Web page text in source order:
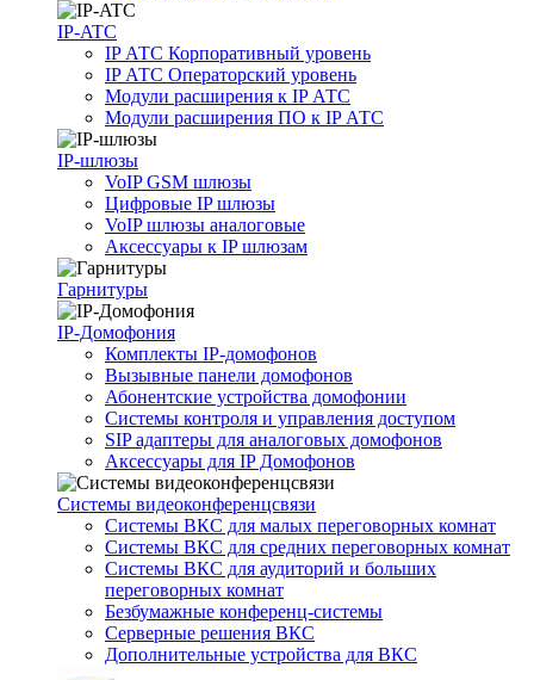
IP-ATC
IP АТС Корпоративный уровень
IP АТС Операторский уровень
Модули расширения к IP АТС
Модули расширения ПО к IP АТС
IP-шлюзы
VoIP GSM шлюзы
Цифровые IP шлюзы
VoIP шлюзы аналоговые
Аксессуары к IP шлюзам
Гарнитуры
IP-Домофония
Комплекты IP-домофонов
Вызывные панели домофонов
Абонентские устройства домофонии
Системы контроля и управления доступом
SIP адаптеры для аналоговых домофонов
Аксессуары для IP Домофонов
Системы видеоконференцсвязи
Системы ВКС для малых переговорных комнат
Системы ВКС для средних переговорных комнат
Системы ВКС для аудиторий и больших
переговорных комнат
Безбумажные конференц-системы
Серверные решения ВКС
Дополнительные устройства для ВКС